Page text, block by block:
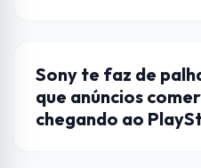
JOGOS
Sony te faz de
que anúncios
chegando ao